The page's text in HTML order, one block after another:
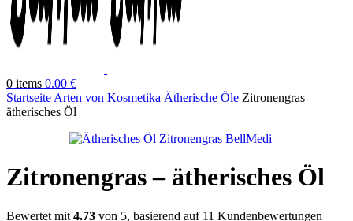
0 items 0.00 €
Startseite Arten von Kosmetika Ätherische Öle Zitronengras –
ätherisches Öl
Zitronengras – ätherisches Öl
Bewertet mit 4.73 von 5, basierend auf 11 Kundenbewertungen